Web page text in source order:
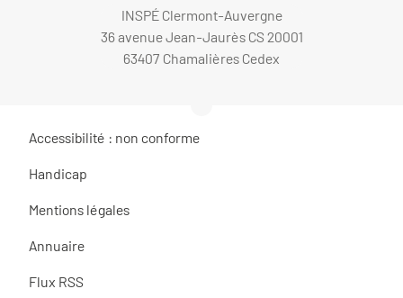
INSPÉ Clermont-Auvergne
36 avenue Jean-Jaurès CS 20001
63407 Chamalières Cedex
Accessibilité : non conforme
Handicap
Mentions légales
Annuaire
Flux RSS